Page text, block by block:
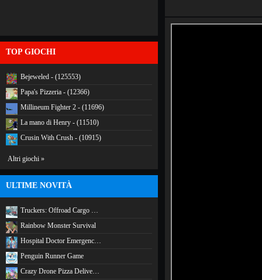
TOP GIOCHI
Bejeweled - (125553)
Papa's Pizzeria - (12366)
Millineum Fighter 2 - (11696)
La mano di Henry - (11510)
Crusin With Crush - (10915)
Altri giochi »
ULTIME NOVITÀ
Truckers: Offroad Cargo …
Rainbow Monster Survival
Hospital Doctor Emergenc…
Penguin Runner Game
Crazy Drone Pizza Delive…